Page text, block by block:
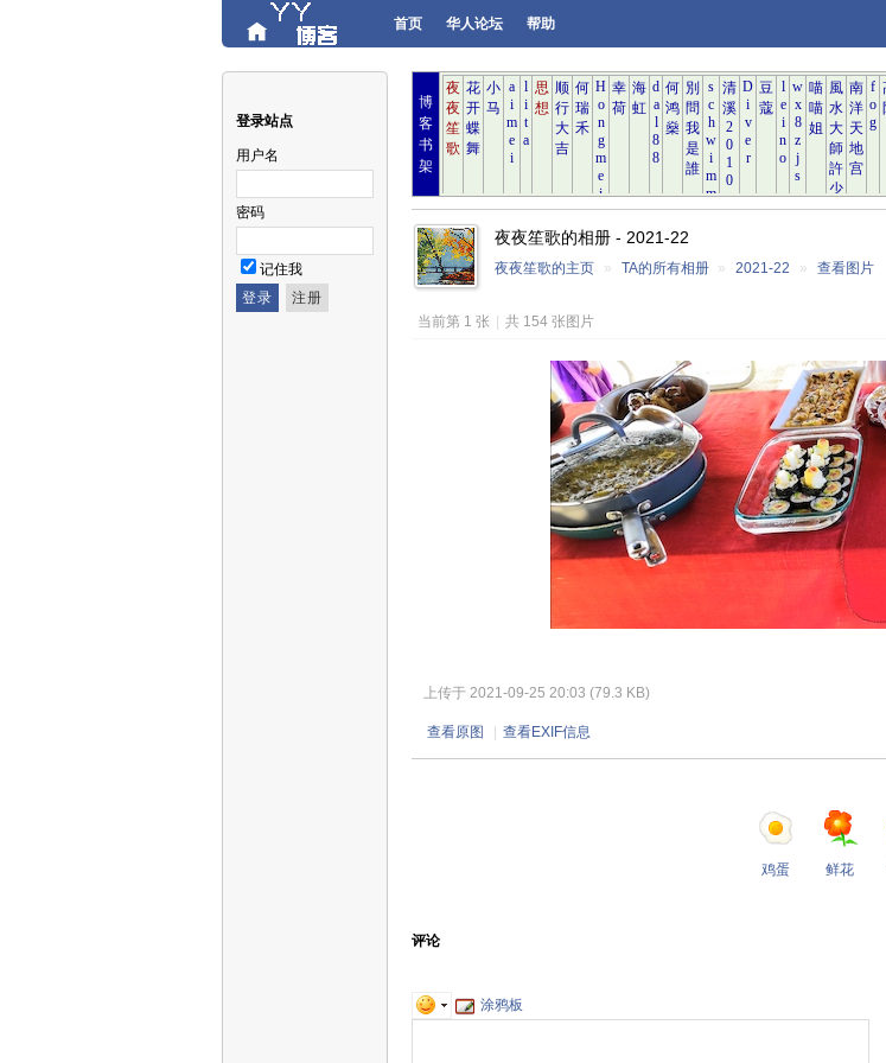
首页 华人论坛 帮助
登录站点
用户名
密码
记住我
博
客
书
架
夜夜笙歌的相册 - 2021-22
夜夜笙歌的主页 » TA的所有相册 » 2021-22 » 查看图片
当前第 1 张 共 154 张图片
上传于 2021-09-25 20:03 (79.3 KB)
查看原图 查看EXIF信息
鸡蛋 鲜花
评论
涂鸦板